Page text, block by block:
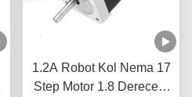
1.2A Robot Kol Nema 17
Step Motor 1.8 Derece 2